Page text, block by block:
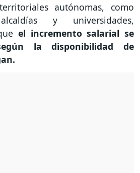
autónomas, como
y universidades,
el incremento salarial se
la disponibilidad de